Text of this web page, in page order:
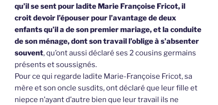
qu’il se sent pour ladite Marie Françoise Fricot, il
croit devoir l’épouser pour l’avantage de deux
enfants qu’il a de son premier mariage, et la conduite
de son ménage, dont son travail l’oblige à s’absenter
souvent, qu’ont aussi déclaré ses 2 cousins germains
présents et soussignés.
Pour ce qui regarde ladite Marie-Françoise Fricot, sa
mère et son oncle susdits, ont déclaré que leur fille et
niepce n’ayant d’autre bien que leur travail ils ne